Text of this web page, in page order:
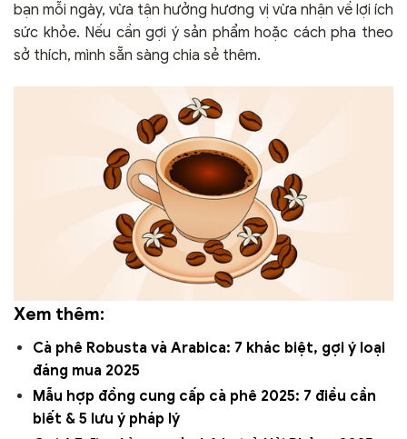
bạn mỗi ngày, vừa tận hưởng hương vị vừa nhận về lợi ích
sức khỏe. Nếu cần gợi ý sản phẩm hoặc cách pha theo
sở thích, mình sẵn sàng chia sẻ thêm.
Xem thêm:
Cà phê Robusta và Arabica: 7 khác biệt, gợi ý loại
đáng mua 2025
Mẫu hợp đồng cung cấp cà phê 2025: 7 điều cần
biết & 5 lưu ý pháp lý